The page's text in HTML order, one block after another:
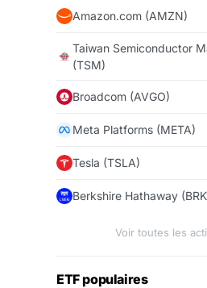
Amazon.com (AMZN)
Taiwan Semiconductor
(TSM)
Broadcom (AVGO)
Meta Platforms (META)
Tesla (TSLA)
Berkshire Hathaway
Voir toutes les
ETF populaires